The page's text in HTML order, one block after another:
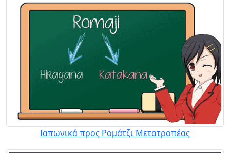
Ιαπωνικά προς Ρομάτζι Μετατροπέας